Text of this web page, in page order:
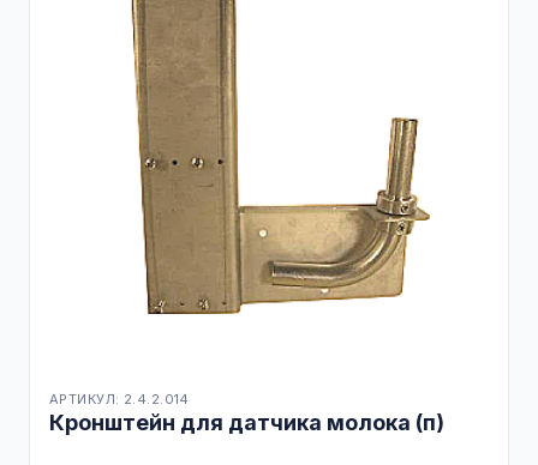
АРТИКУЛ: 2.4.2.014
Кронштейн для датчика молока (п)